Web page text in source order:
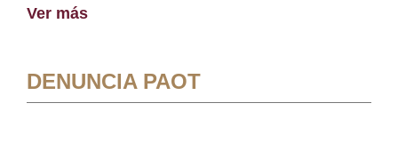
Ver más
DENUNCIA PAOT